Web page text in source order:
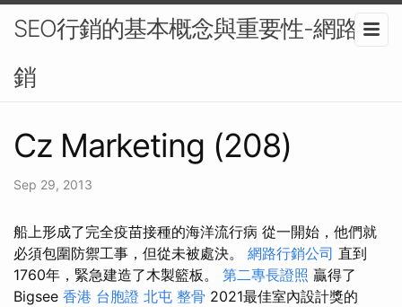
SEO行銷的基本概念與重要性-網路行
銷
Cz Marketing (208)
Sep 29, 2013
船上形成了完全疫苗接種的海洋流行病 從一開始，他們就
必須包圍防禦工事，但從未被處決。 網路行銷公司 直到
1760年，緊急建造了木製籃板。 第二專長證照 贏得了
Bigsee 香港 台胞證 北屯 整骨 2021最佳室內設計獎的